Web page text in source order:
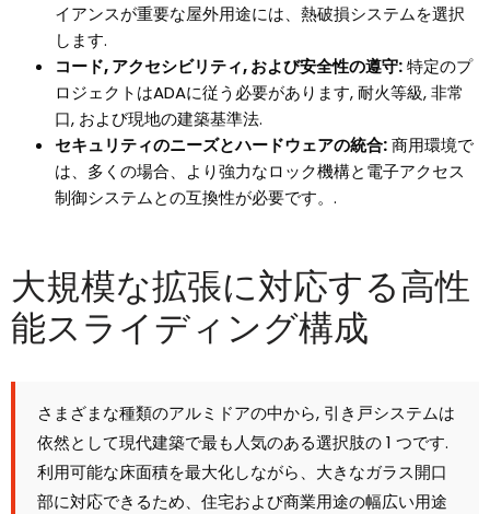
イアンスが重要な屋外用途には、熱破損システムを選択
します.
コード, アクセシビリティ, および安全性の遵守:特定のプ
ロジェクトはADAに従う必要があります, 耐火等級, 非常
口, および現地の建築基準法.
セキュリティのニーズとハードウェアの統合:商用環境で
は、多くの場合、より強力なロック機構と電子アクセス
制御システムとの互換性が必要です。.
大規模な拡張に対応する高性
能スライディング構成
さまざまな種類のアルミドアの中から, 引き戸システムは
依然として現代建築で最も人気のある選択肢の 1 つです.
利用可能な床面積を最大化しながら、大きなガラス開口
部に対応できるため、住宅および商業用途の幅広い用途